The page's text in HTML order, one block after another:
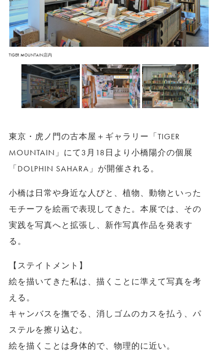
TIGER MOUNTAIN店内
東京・虎ノ門の古本屋＋ギャラリー「TIGER
MOUNTAIN」にて3月18日より小橋陽介の個展
「DOLPHIN SAHARA」が開催される。
小橋は日常や身近な人びと、植物、動物といった
モチーフを絵画で表現してきた。本展では、その
実践を写真へと拡張し、新作写真作品を発表す
る。
【ステイトメント】
絵を描いてきた私は、描くことに準えて写真を考
える。
キャンバスを撫でる、消しゴムのカスを払う、パ
ステルを擦り込む。
絵を描くことは身体的で、物理的に近い。